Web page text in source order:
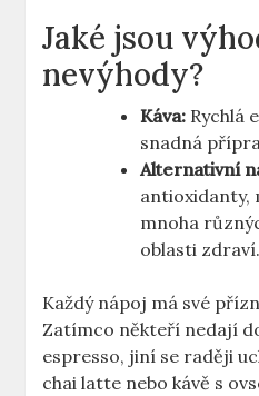
Jaké jsou
nevýhody?
Káva: ‍Rychlá
‌snadná
Alternativní
antioxidanty,
‌mnoha
⁢oblasti zdraví.
Každý nápoj má své
Zatímco někteří nedají‍
espresso, jiní se raději
chai latte‍ nebo kávě‍ s